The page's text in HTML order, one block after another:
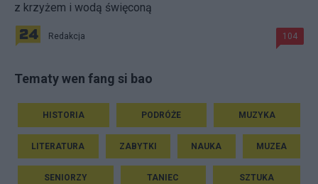
z krzyżem i wodą święconą
Redakcja 104
Tematy wen fang si bao
HISTORIA PODRÓŻE MUZYKA
LITERATURA ZABYTKI NAUKA MUZEA
SENIORZY TANIEC SZTUKA